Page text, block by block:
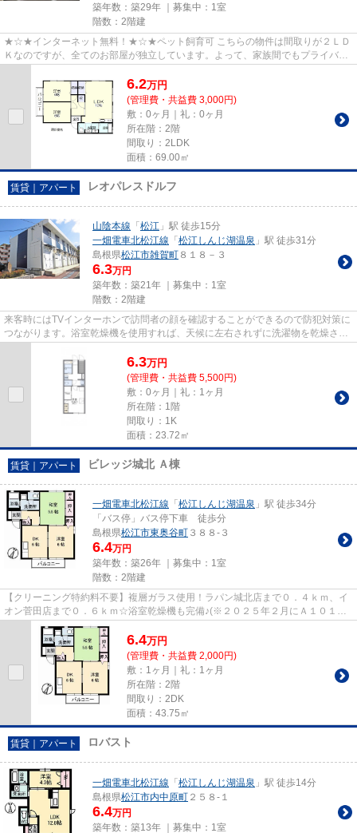
築年数：築29年 ｜募集中： 1室
階数：2階建
★☆★インターネット無料！★☆★ペット飼育可 こちらの物件は間取りが２ＬＤ
Ｋなのですが、全てのお部屋が独立しています。よって、家族間でもプライバシ
6.2万円
(管理費・共益費 3,000円)
敷：0ヶ月｜礼：0ヶ月
所在階：2階
間取り：2LDK
面積：69.00㎡
賃貸｜アパート レオパレスドルフ
山陰本線 「 松江 」駅 徒歩15分
一畑電車北松江線 「 松江しんじ湖温泉 」駅 徒歩31分
島根県松江市雑賀町 ８１８－３
6.3万円
築年数：築21年 ｜募集中： 1室
階数：2階建
来客時にはTVインターホンで訪問者の顔を確認することができるので防犯対策に
つながります。浴室乾燥機を使用すれば、天候に左右されずに洗濯物を乾燥させ
6.3万円
(管理費・共益費 5,500円)
敷：0ヶ月｜礼：1ヶ月
所在階：1階
間取り：1K
面積：23.72㎡
賃貸｜アパート ビレッジ城北 Ａ棟
一畑電車北松江線 「 松江しんじ湖温泉 」駅 徒歩34分
「バス停」バス停下車 徒歩分
島根県松江市東奥谷町 ３８８-３
6.4万円
築年数：築26年 ｜募集中： 1室
階数：2階建
【クリーニング特約料不要】複層ガラス使用！ラパン城北店まで０．４ｋｍ、イ
オン菅田店まで０．６ｋｍ☆浴室乾燥機も完備♪(※２０２５年２月にＡ１０１を
３ＤＫ⇒２ＬＤＫへ改装済です。...
6.4万円
(管理費・共益費 2,000円)
敷：1ヶ月｜礼：1ヶ月
所在階：2階
間取り：2DK
面積：43.75㎡
賃貸｜アパート ロバスト
一畑電車北松江線 「 松江しんじ湖温泉 」駅 徒歩14分
島根県松江市内中原町 ２５８-１
6.4万円
築年数：築13年 ｜募集中： 1室